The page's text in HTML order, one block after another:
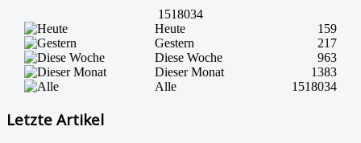
1518034
Heute
159
Gestern
217
Diese Woche
963
Dieser Monat
1383
Alle
1518034
Letzte Artikel